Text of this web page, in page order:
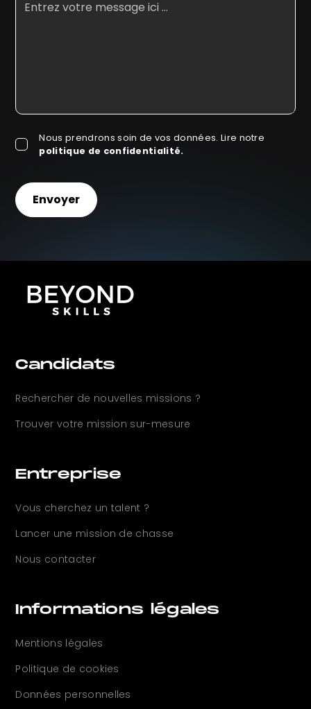
Nous prendrons soin de vos données. Lire notre
politique de confidentialité.
Candidats
Rechercher de nouvelles missions ?
Trouver votre mission sur-mesure
Entreprise
Vous cherchez un talent ?
Lancer une mission de chasse
Nous contacter
Informations légales
Mentions légales
Politique de cookies
Données personnelles